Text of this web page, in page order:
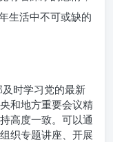
生活中不可或缺的
时学习党的最新
和地方重要会议精
高度一致。可以通
织专题讲座、开展